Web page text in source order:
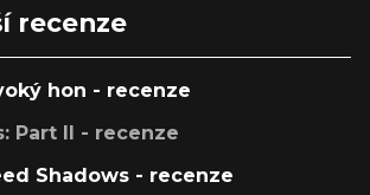
recenze
hon - recenze
Part II - recenze
Shadows - recenze